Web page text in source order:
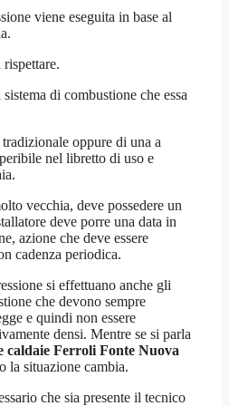
viene eseguita in base al
di combustione che essa
oppure di una a
nel libretto di uso e
vecchia, deve possedere un
deve porre una data in
azione che deve essere
cadenza periodica.
si effettuano anche gli
che devono sempre
e quindi non essere
densi. Mentre se si parla
caldaie Ferroli Fonte Nuova
la situazione cambia.
che sia presente il tecnico